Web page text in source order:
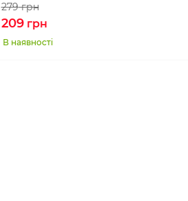
279грн
209грн
В наявності